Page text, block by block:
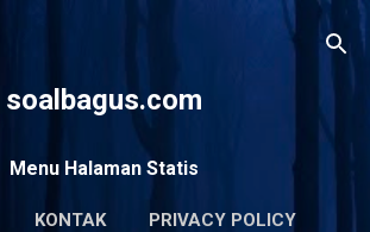
soalbagus.com
Menu Halaman Statis
KONTAK PRIVACY POLICY